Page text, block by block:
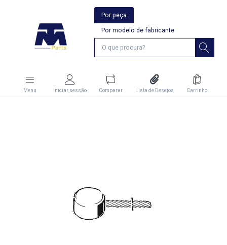
Por peça
Por modelo de fabricante
Menu Iniciar sessão Comparar Lista de Desejos Carrinho